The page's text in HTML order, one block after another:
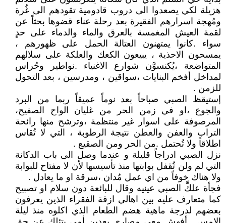
هزيلة لكي يصعدوا الى دروب قادومية تقودهم الى غُرة
ومُهجة اسرارهم الفقيرة بعد رحلة عناء قضوها بحثاً عن
لقمة العيش المغمسة بالعرق والماء والدماء على حدٍ
سواء .كانوا يمتهنون العتالة الحمل على ظهورهم ،
يمسحون الاحذية ، يبيعون الكعك والعلكة على سلالهم
المتواضعة ،يُكنسوَّن شوارع الاغنياء .نواطير وحُراس
لمداخل أفخم البنايات ،سواقين ، ومدرسين ، بعد التحول
للزمن .
إستيقظ الصبي صباحاً بعد نوماً عميقاً ربما من البرد
والجوع ،او في زمن الحر من غليان الواح الصفيح،
المرصوفة على اسوار غير منتظمة ،وترشح منها رائحة
التراب والعفن والعطن نتيجة الرطوبة ، التي لا تُقاس
اطلاقاً ولا تُحتمل .من الحر ومن الصقيع .
نزل الصبي ادراجاً قليلة و عندما وصل الى باب الدكانة
التي لم ولن تُقفل بوابتها منذ تأسيسها لأن لا مفتاح للبوابة
ولا هناك خوفاً من اي عمل مُدان ،سرقة او ما يعادل .
فجأة علكَّ الصبي عينيه وقال للبائعة دون سلام او تصبيح
كما متعارف عليه بين اهالي ازقة الفقراء الذين يعرفون
بعضهم لدرجة ماهية هضم الطعام الذي اكلوه منذ ليلة